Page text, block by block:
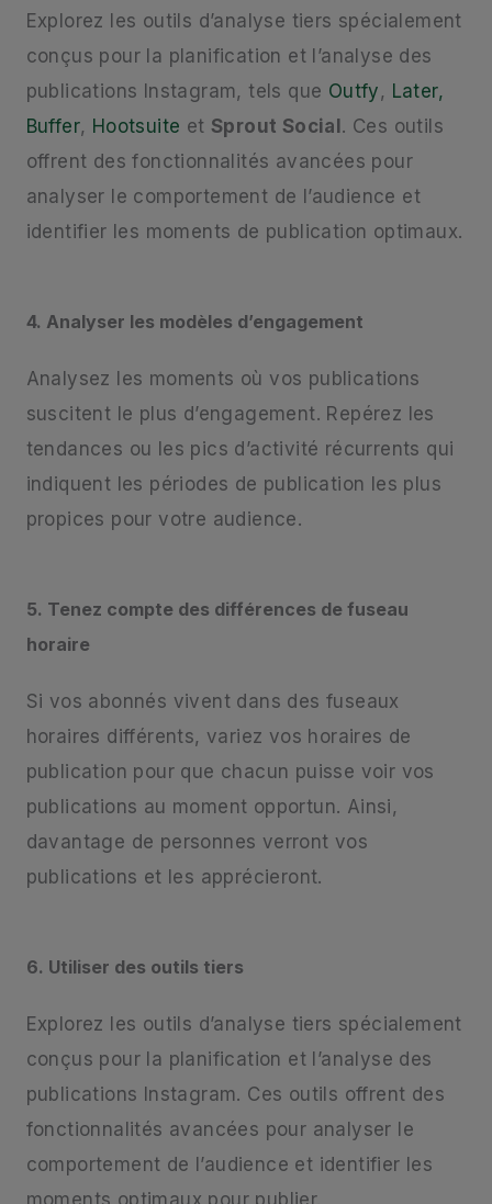
Explorez les outils d’analyse tiers spécialement
conçus pour la planification et l’analyse des
publications Instagram, tels que Outfy, Later,
Buffer, Hootsuite etSprout Social . Ces outils
offrent des fonctionnalités avancées pour
analyser le comportement de l’audience et
identifier les moments de publication optimaux.
4. Analyser les modèles d’engagement
Analysez les moments où vos publications
suscitent le plus d’engagement. Repérez les
tendances ou les pics d’activité récurrents qui
indiquent les périodes de publication les plus
propices pour votre audience.
5. Tenez compte des différences de fuseau
horaire
Si vos abonnés vivent dans des fuseaux
horaires différents, variez vos horaires de
publication pour que chacun puisse voir vos
publications au moment opportun. Ainsi,
davantage de personnes verront vos
publications et les apprécieront.
6. Utiliser des outils tiers
Explorez les outils d’analyse tiers spécialement
conçus pour la planification et l’analyse des
publications Instagram. Ces outils offrent des
fonctionnalités avancées pour analyser le
comportement de l’audience et identifier les